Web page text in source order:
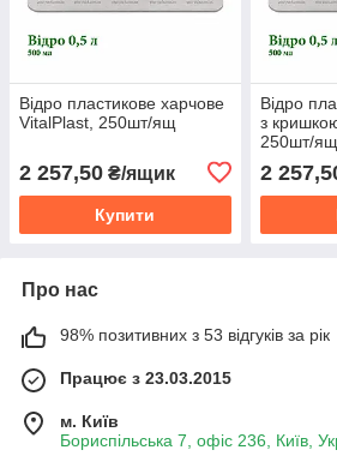
Відро пластикове харчове
VitalPlast, 250шт/ящ
2 257,50 ₴/ящик
Купити
Відро
з
250шт/ящ
2
Про нас
98% позитивних з 53 відгуків за рік
Працює з 23.03.2015
м. Київ
Бориспільська 7, офіс 236, Київ,